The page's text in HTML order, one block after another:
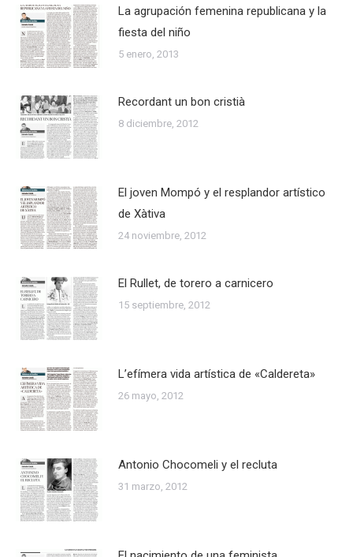
La agrupación femenina republicana y la
fiesta del niño
5 enero, 2013
Recordant un bon cristià
8 diciembre, 2012
El joven Mompó y el resplandor artístico
de Xàtiva
24 noviembre, 2012
El Rullet, de torero a carnicero
15 septiembre, 2012
L’efímera vida artística de «Caldereta»
26 mayo, 2012
Antonio Chocomeli y el recluta
31 marzo, 2012